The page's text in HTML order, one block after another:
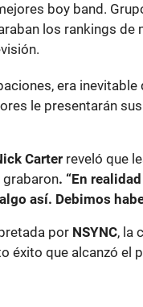
boy band.
los rankings de
era
le presentarán
Carter reveló que
grabaron. “En
así. Debimos
por NSYNC, la
éxito que alcanzó el